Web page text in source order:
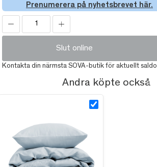
Prenumerera på nyhetsbrevet här.
Slut online
Kontakta din närmsta SOVA-butik för aktuellt saldo
Andra köpte också